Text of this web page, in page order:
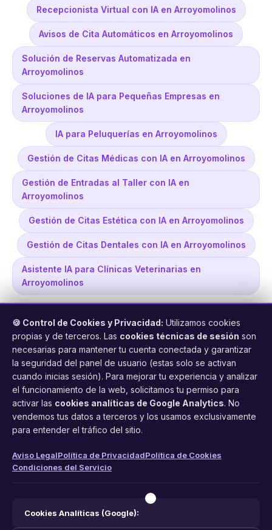
Recepcionista Virtual con IA en Arroyomolinos
Avisos de Cita Automáticos en Arroyomolinos
Solución de Reservas Automatizada en
Arroyomolinos
Soluciones de IA para Pequeñas Empresas en
Arroyomolinos
IA para Peluquerías en Arroyomolinos
Gestión de Citas Médicas con IA en Arroyomolinos
Gestión de Entradas al Taller con IA en
Arroyomolinos
Gestión de Citas Estética con IA en Arroyomolinos
Gestión de Citas Dentales con IA en Arroyomolinos
Asistente IA para Clínicas Veterinarias en
Arroyomolinos
FacilCita
Asistente inteligente de citas por teléfono y WhatsApp.
Gestión profesional de agenda con IA para tu negocio.
Funciones
Aviso Legal
🍪 Control de Cookies y Privacidad: Utilizamos cookies
propias y de terceros. Las cookies técnicas de sesión son
necesarias para mantener tu cuenta conectada y garantizar
la seguridad del panel de usuario (estas solo se activan
cuando inicias sesión). Para mejorar tu experiencia y analizar
el funcionamiento de la web, solicitamos tu permiso para
activar las cookies analíticas de Google Analytics. No
vendemos tus datos a terceros y los usamos exclusivamente
para entender el tráfico del sitio.
Aviso LegalPolítica de PrivacidadPolítica de Cookies
Condiciones del Servicio
Cookies Analíticas (Google):